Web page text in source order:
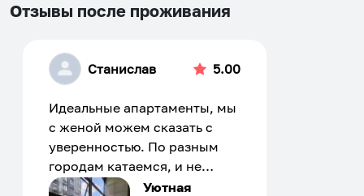
Отзывы после проживания
Станислав 5.00
Идеальные апартаменты, мы
с женой можем сказать с
уверенностью. По разным
городам катаемся, и не
только в России. Сервис на
Уютная